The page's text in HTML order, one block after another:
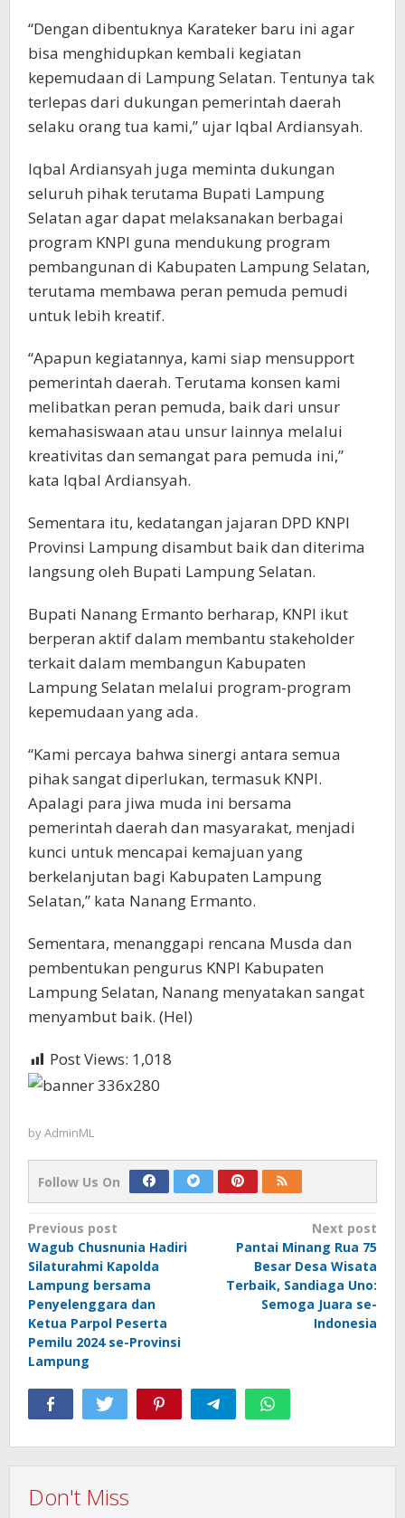
“Dengan dibentuknya Karateker baru ini agar
bisa menghidupkan kembali kegiatan
kepemudaan di Lampung Selatan. Tentunya tak
terlepas dari dukungan pemerintah daerah
selaku orang tua kami,” ujar Iqbal Ardiansyah.
Iqbal Ardiansyah juga meminta dukungan
seluruh pihak terutama Bupati Lampung
Selatan agar dapat melaksanakan berbagai
program KNPI guna mendukung program
pembangunan di Kabupaten Lampung Selatan,
terutama membawa peran pemuda pemudi
untuk lebih kreatif.
“Apapun kegiatannya, kami siap mensupport
pemerintah daerah. Terutama konsen kami
melibatkan peran pemuda, baik dari unsur
kemahasiswaan atau unsur lainnya melalui
kreativitas dan semangat para pemuda ini,”
kata Iqbal Ardiansyah.
Sementara itu, kedatangan jajaran DPD KNPI
Provinsi Lampung disambut baik dan diterima
langsung oleh Bupati Lampung Selatan.
Bupati Nanang Ermanto berharap, KNPI ikut
berperan aktif dalam membantu stakeholder
terkait dalam membangun Kabupaten
Lampung Selatan melalui program-program
kepemudaan yang ada.
“Kami percaya bahwa sinergi antara semua
pihak sangat diperlukan, termasuk KNPI.
Apalagi para jiwa muda ini bersama
pemerintah daerah dan masyarakat, menjadi
kunci untuk mencapai kemajuan yang
berkelanjutan bagi Kabupaten Lampung
Selatan,” kata Nanang Ermanto.
Sementara, menanggapi rencana Musda dan
pembentukan pengurus KNPI Kabupaten
Lampung Selatan, Nanang menyatakan sangat
menyambut baik. (Hel)
Post Views: 1,018
byAdminML
Follow Us On
Post
navigation
Previous post
Wagub Chusnunia Hadiri
Silaturahmi Kapolda
Lampung bersama
Penyelenggara dan
Ketua Parpol Peserta
Pemilu 2024 se-Provinsi
Lampung
Next post
Pantai Minang Rua 75
Besar Desa Wisata
Terbaik, Sandiaga Uno:
Semoga Juara se-
Indonesia
Don't Miss